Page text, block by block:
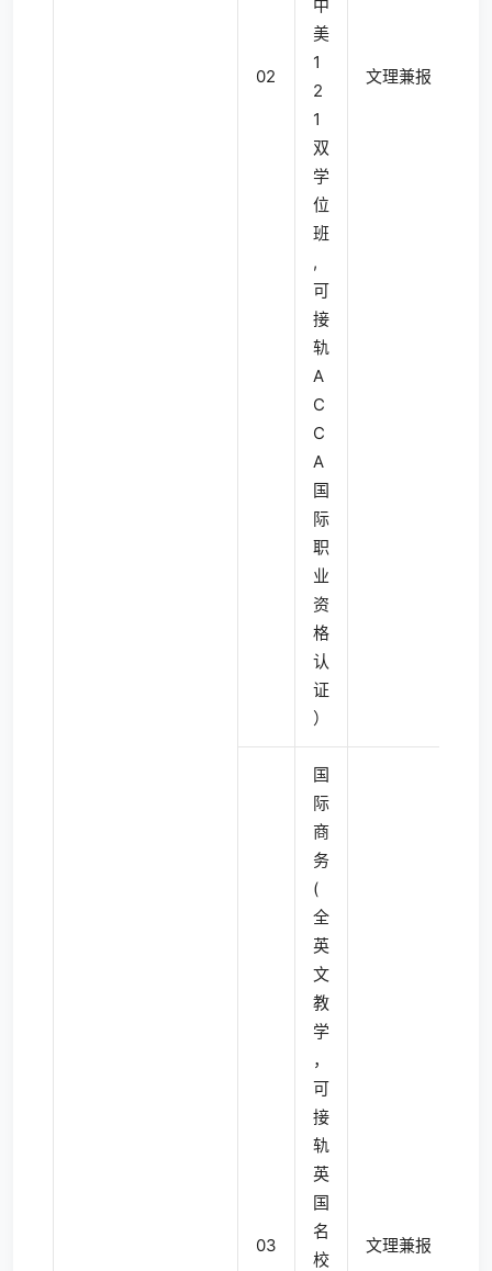
02
中
美
1
2
1
双
学
位
班
,
可
接
轨
A
C
C
A
国
际
职
业
资
格
认
证
）
文理兼报
03
国
际
商
务
(
全
英
文
教
学
，
可
接
轨
英
国
名
校
文理兼报